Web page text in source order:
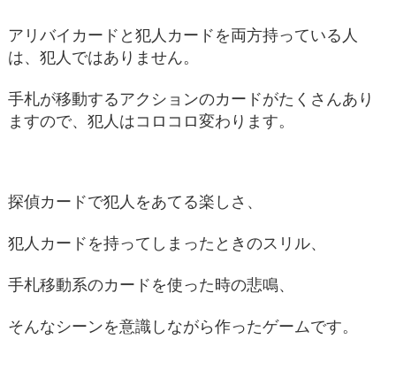
アリバイカードと犯人カードを両方持っている人
は、犯人ではありません。
手札が移動するアクションのカードがたくさんあり
ますので、犯人はコロコロ変わります。
探偵カードで犯人をあてる楽しさ、
犯人カードを持ってしまったときのスリル、
手札移動系のカードを使った時の悲鳴、
そんなシーンを意識しながら作ったゲームです。